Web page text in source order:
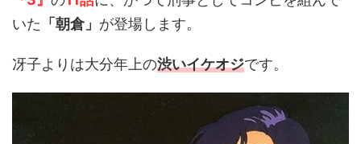
いた 「朝倉」 が登場します。
冴子よりは大分年上の渋いイケオジです。